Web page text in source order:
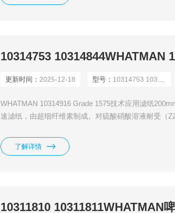
更新时间： 2025-12-18 型号： 10314753 10314844
WHATMAN 10314916 Grade 1575技术应用滤纸
速滤纸，由超细纤维素制成。对硫酸硝酸溶液耐受（Z
了解详情